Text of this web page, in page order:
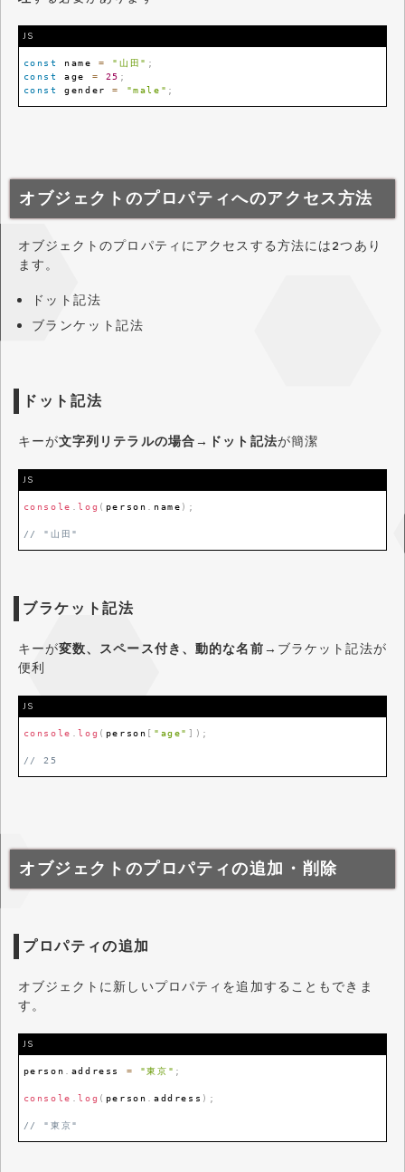
JS
const name = "山田" ;
const
age = 25 ;
const
gender = "male" ;
オブジェクトのプロパティへのアクセス方法
オブジェクトのプロパティにアクセスする方法には2つあり
ます。
ドット記法
ブランケット記法
ドット記法
キーが文字列リテラルの場合→ドット記法が簡潔
JS
console .log ( person name ) ;
// "山田"
ブラケット記法
キーが変数、スペース付き、動的な名前→ブラケット記法が
便利
JS
console .log ( person [ "age" ] ) ;
// 25
オブジェクトのプロパティの追加・削除
プロパティの追加
オブジェクトに新しいプロパティを追加することもできま
す。
JS
person address = "東京" ;
console .log ( person address ) ;
// "東京"